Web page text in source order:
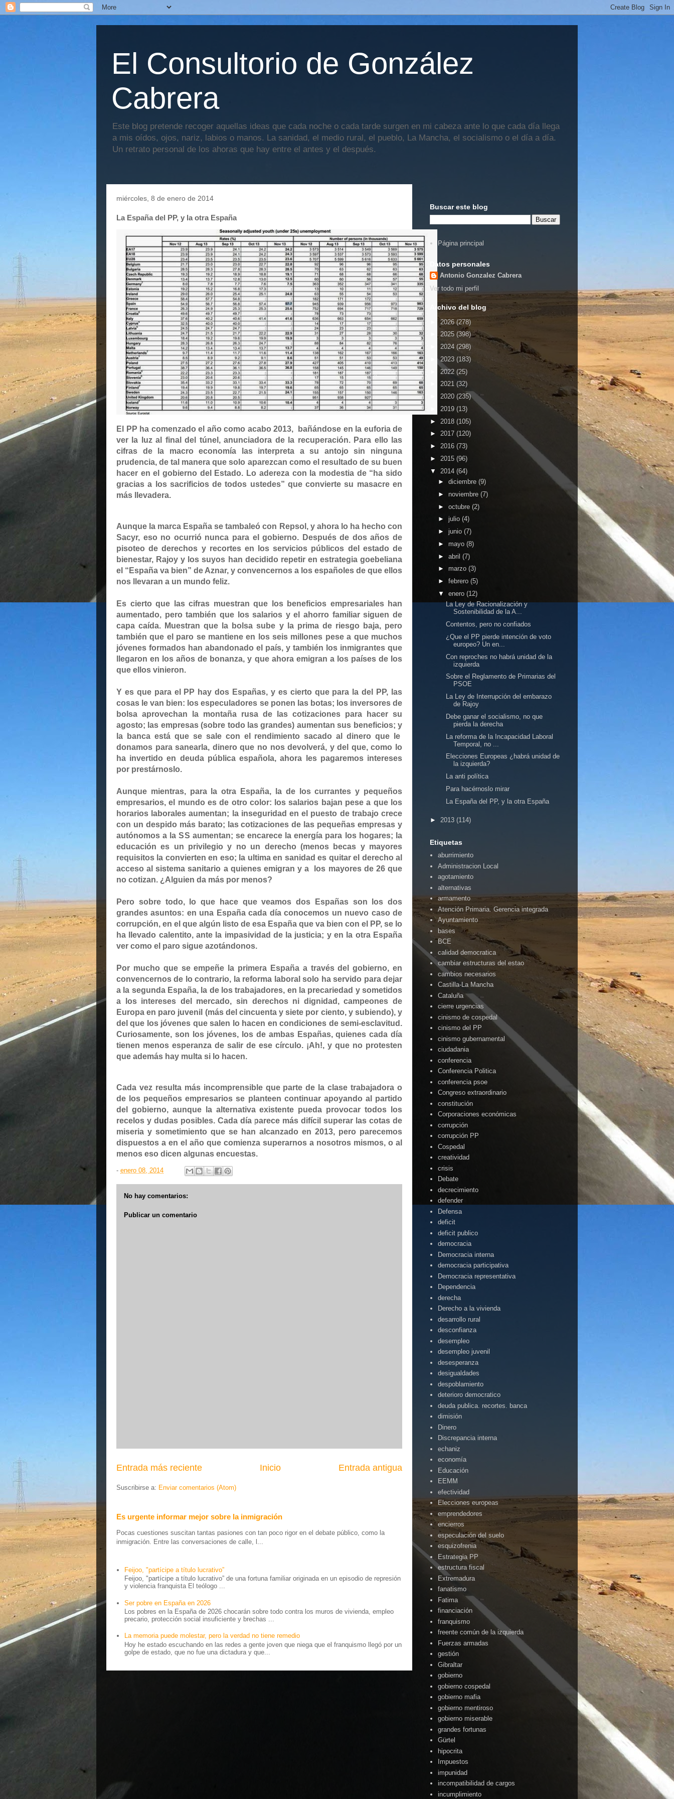
El Consultorio de González
Cabrera
Este blog pretende recoger aquellas ideas que cada noche o cada tarde surgen en mi cabeza ante lo que cada día llega
a mis oídos, ojos, nariz, labios o manos. La sanidad, el medio rural, el pueblo, La Mancha, el socialismo o el día a día.
Un retrato personal de los ahoras que hay entre el antes y el después.
miércoles, 8 de enero de 2014
La España del PP, y la otra España
El PP ha comenzado el año como acabo 2013,
bañándose en la euforia de
ver la luz al final del túnel, anunciadora de la recuperación. Para ello las
cifras de la macro economía las interpreta a su antojo sin ninguna
prudencia, de tal manera que solo aparezcan como el resultado de su buen
hacer en el gobierno del Estado. Lo adereza con la modestia de “ha sido
gracias a los sacrificios de todos ustedes” que convierte su masacre en
más llevadera.
Aunque la marca España se tambaleó con Repsol, y ahora lo ha hecho con
Sacyr, eso no ocurrió nunca para el gobierno. Después de dos años de
pisoteo de derechos y recortes en los servicios públicos del estado de
bienestar, Rajoy y los suyos han decidido repetir en estrategia goebeliana
el “España va bien” de Aznar, y convencernos a los españoles de que ellos
nos llevaran a un mundo feliz.
Es cierto que las cifras muestran que los beneficios empresariales han
aumentado, pero también que los salarios y el ahorro familiar siguen de
capa caída. Muestran que la bolsa sube y la prima de riesgo baja, pero
también que el paro se mantiene en los seis millones pese a que muchos
jóvenes formados han abandonado el país, y también los inmigrantes que
llegaron en los años de bonanza, y que ahora emigran a los países de los
que ellos vinieron.
Y es que para el PP hay dos Españas, y es cierto que para la del PP, las
cosas le van bien: los especuladores se ponen las botas; los inversores de
bolsa aprovechan la montaña rusa de las cotizaciones para hacer su
agosto; las empresas (sobre todo las grandes) aumentan sus beneficios; y
la banca está que se sale con el rendimiento sacado al dinero que le
donamos para sanearla, dinero que no nos devolverá, y del que, como lo
ha invertido en deuda pública española,ahora les pagaremos intereses
por prestárnoslo.
Aunque mientras,para la otra España, la de los currantes y pequeños
empresarios, el mundo es de otro color: los salarios bajan pese a que los
horarios laborales aumentan; la inseguridad en el puesto de trabajo crece
con un despido más barato; las cotizaciones de las pequeñas empresas y
autónomos a la SS aumentan; se encarece la energía para los hogares; la
educación es un privilegio y no un derecho (menos becas y mayores
requisitos la convierten en eso; la ultima en sanidad es quitar el derecho al
acceso al sistema sanitario a quienes emigran y a los mayores de 26 que
no cotizan. ¿Alguien da más por menos?
Pero sobre todo, lo que hace que veamos dos Españas son los dos
grandes asuntos: en una Españacada día conocemos un nuevo caso de
corrupción, en el que algún listo de esa España que va bien con el PP, se lo
ha llevado calentito, ante la impasividad de la justicia; y en la otra España
ver como el paro sigue azotándonos.
Por mucho que se empeñe la primera España a través del gobierno, en
convencernos de lo contrario, la reforma laboral solo ha servido para dejar
a la segunda España, la de los trabajadores, en la precariedad y sometidos
a los intereses del mercado, sin derechos ni dignidad, campeones de
Europa en paro juvenil (más del cincuenta y siete por ciento, y subiendo), y
del que los jóvenes que salen lo hacen en condiciones de semi-esclavitud.
Curiosamente, son los jóvenes, los de ambas Españas, quienes cada día
tienen menos esperanza de salir de ese círculo. ¡Ah!, y que no protesten
que además hay multa si lo hacen.
Cada vez resulta más incomprensible que parte de la clase trabajadora o
de los pequeños empresarios se planteen continuar apoyando al partido
del gobierno, aunque la alternativa existente pueda provocar todos los
recelos y dudas posibles. Cada día parece más difícil superar las cotas de
miseria y sometimiento que se han alcanzado en 2013, pero parecemos
dispuestos a en el año que comienza superarnos a nosotros mismos, o al
menos eso dicen algunas encuestas.
- enero 08, 2014
No hay comentarios:
Publicar un comentario
Entrada más reciente Entrada antigua
Inicio
Suscribirse a: Enviar comentarios (Atom)
Es urgente informar mejor sobre la inmigración
Pocas cuestiones suscitan tantas pasiones con tan poco rigor en el debate público, como la
inmigración. Entre las conversaciones de calle, l...
Feijoo, "partícipe a título lucrativo”
Feijoo, "partícipe a título lucrativo” de una fortuna familiar originada en un episodio de represión
y violencia franquista El teólogo ...
Ser pobre en España en 2026
Los pobres en la España de 2026 chocarán sobre todo contra los muros de vivienda, empleo
precario, protección social insuficiente y brechas ...
La memoria puede molestar, pero la verdad no tiene remedio
Hoy he estado escuchando en las redes a gente joven que niega que el franquismo llegó por un
golpe de estado, que no fue una dictadura y que...
Buscar este blog
Página principal
Datos personales
Antonio Gonzalez Cabrera
Ver todo mi perfil
Archivo del blog
2026 (278)
2025 (398)
2024 (298)
►2023 (183)
2022 (25)
2021 (32)
2020 (235)
2019 (13)
► 2018 (105)
► 2017 (120)
► 2016 (73)
► 2015 (96)
▼ 2014 (64)
► diciembre (9)
► noviembre (7)
► octubre (2)
► julio (4)
► junio (7)
► mayo (8)
► abril (7)
► marzo (3)
► febrero (5)
▼ enero (12)
La Ley de Racionalización y
Sostenibilidad de la A...
Contentos, pero no confiados
¿Que el PP pierde intención de voto
europeo? Un en...
Con reproches no habrá unidad de la
izquierda
Sobre el Reglamento de Primarias del
PSOE
La Ley de Interrupción del embarazo
de Rajoy
Debe ganar el socialismo, no que
pierda la derecha
La reforma de la Incapacidad Laboral
Temporal, no ...
Elecciones Europeas ¿habrá unidad de
la izquierda?
La anti política
Para hacérnoslo mirar
La España del PP, y la otra España
► 2013 (114)
Etiquetas
aburrimiento
Administracion Local
agotamiento
alternativas
armamento
Atención Primaria. Gerencia integrada
Ayuntamiento
bases
BCE
calidad democratica
cambiar estructuras del estao
cambios necesarios
Castilla-La Mancha
Cataluña
cierre urgencias
cinismo de cospedal
cinismo del PP
cinismo gubernamental
ciudadania
conferencia
Conferencia Politica
conferencia psoe
Congreso extraordinario
constitución
Corporaciones económicas
corrupción
corrupción PP
Cospedal
creatividad
crisis
Debate
decrecimiento
defender
Defensa
deficit
deficit publico
democracia
Democracia interna
democracia participativa
Democracia representativa
Dependencia
derecha
Derecho a la vivienda
desarrollo rural
desconfianza
desempleo
desempleo juvenil
desesperanza
desigualdades
despoblamiento
deterioro democratico
deuda publica. recortes. banca
dimisión
Dinero
Discrepancia interna
echaniz
economía
Educación
EEMM
efectividad
Elecciones europeas
emprendedores
encierros
especulación del suelo
esquizofrenia
Estrategia PP
estructura fiscal
Extremadura
fanatismo
Fatima
financiación
franquismo
freente común de la izquierda
Fuerzas armadas
gestión
Gibraltar
gobierno
gobierno cospedal
gobierno mafia
gobierno mentiroso
gobierno miserable
grandes fortunas
Gürtel
hipocrita
Impuestos
impunidad
incompatibilidad de cargos
incumplimiento